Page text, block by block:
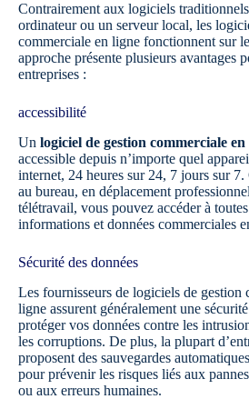
Contrairement aux logiciels
ordinateur ou un serveur local, les
commerciale en ligne fonctionnent sur
approche présente plusieurs avantages
entreprises :
accessibilité
Un logiciel de gestion commerciale en
accessible depuis n’importe quel
internet, 24 heures sur 24, 7 jours sur
au bureau, en déplacement
télétravail, vous pouvez accéder à
informations et données commerciales
Sécurité des données
Les fournisseurs de logiciels de gestion
ligne assurent généralement une
protéger vos données contre les
les corruptions. De plus, la plupart
proposent des sauvegardes
pour prévenir les risques liés aux
ou aux erreurs humaines.